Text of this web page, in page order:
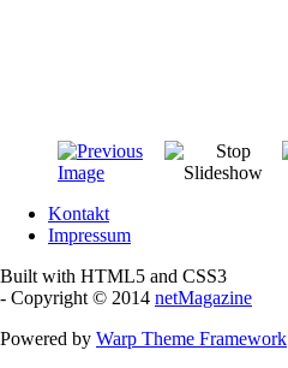
Kontakt
Impressum
Built with HTML5 and CSS3
- Copyright © 2014 netMagazine
Powered by Warp Theme Framework